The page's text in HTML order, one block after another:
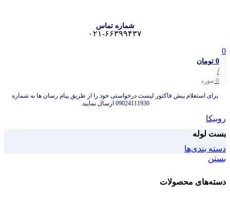
شماره تماس
۰۲۱-۶۶۳۹۹۴۳۷
0
0 مورد
/
0 تومان
برای استعلام پیش فاکتور لیست درخواستی خود را از طریق پیام رسان ها به شماره
09024111930 ارسال نمایید.
روبیکا
بست لوله
دسته بندی‌ها
بستن
دسته‌های محصولات